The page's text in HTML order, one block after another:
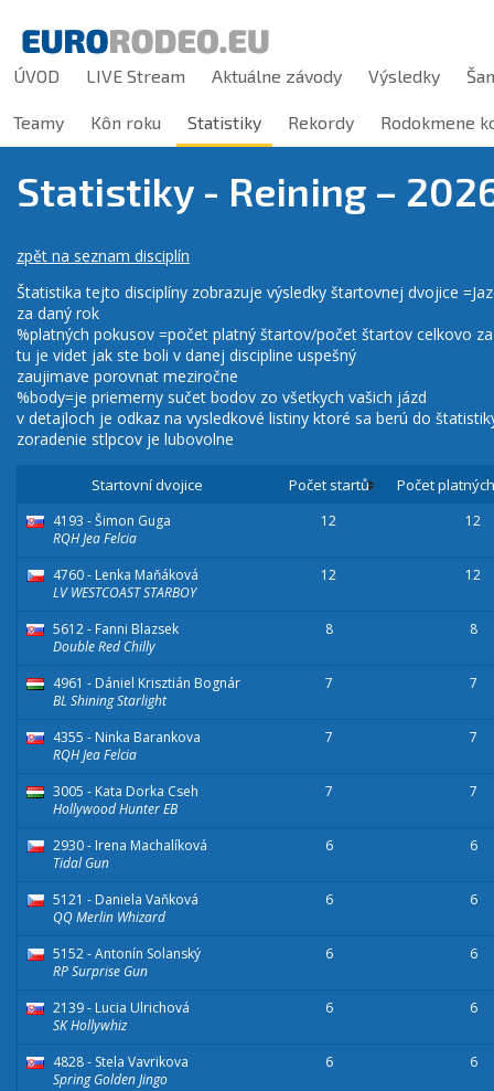
ÚVOD LIVE Stream Aktuálne závody Výsledky
Teamy Kôn roku Statistiky Rekordy Rodokmene
Statistiky - Reining –
zpět na seznam disciplín
Štatistika tejto disciplíny zobrazuje výsledky štartovnej dvojice
za daný rok
%platných pokusov =počet platný štartov/počet štartov celkovo
tu je videt jak ste boli v danej discipline uspešný
zaujimave porovnat meziročne
%body=je priemerny sučet bodov zo všetkych vašich jázd
v detajloch je odkaz na vysledkové listiny ktoré sa berú do
zoradenie stlpcov je lubovolne
Startovní dvojice Počet startů Počet
4193 - Šimon Guga
RQH Jea Felcia
12 12
4760 - Lenka Maňáková
LV WESTCOAST STARBOY
12 12
5612 - Fanni Blazsek
Double Red Chilly
8 8
4961 - Dániel Krisztián Bognár
BL Shining Starlight
7 7
4355 - Ninka Barankova
RQH Jea Felcia
7 7
3005 - Kata Dorka Cseh
Hollywood Hunter EB
7 7
2930 - Irena Machalíková
Tidal Gun
6 6
5121 - Daniela Vaňková
QQ Merlin Whizard
6 6
5152 - Antonín Solanský
RP Surprise Gun
6 6
2139 - Lucia Ulrichová
SK Hollywhiz
6 6
4828 - Stela Vavrikova
Spring Golden Jingo
6 6